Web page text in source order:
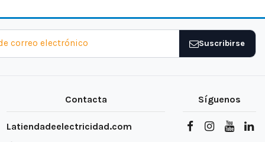
Suscribirse
Contacta
Latiendadeelectricidad.com
Síguenos